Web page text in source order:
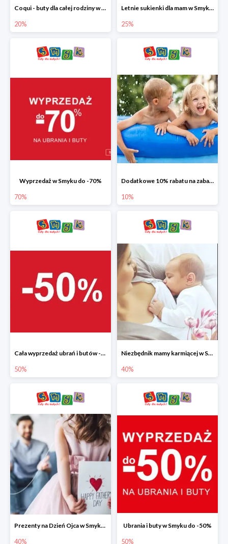
Coqui - buty dla całej rodziny w Smyku do -20%
20%
Letnie sukienki dla mam w Smyku do -25%
25%
Wyprzedaż w Smyku do -70%
70%
Dodatkowe 10% rabatu na zabawki ogrodowe i baseny
10%
Cała wyprzedaż ubrań i butów -50%
50%
Niezbędnik mamy karmiącej w Smyku do -40%
40%
Prezenty na Dzień Ojca w Smyku do -40%
40%
Ubrania i buty w Smyku do -50%
50%